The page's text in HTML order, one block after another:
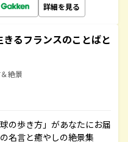
詳細を見る
きるフランスのことばと
絶景
の歩き方」があなたにお届
名言と癒やしの絶景集